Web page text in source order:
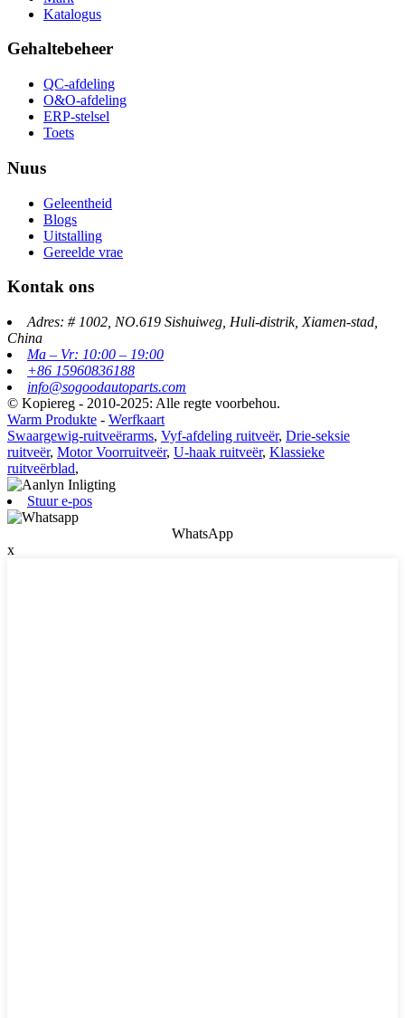
Katalogus
Gehaltebeheer
QC-afdeling
O&O-afdeling
ERP-stelsel
Toets
Nuus
Geleentheid
Blogs
Uitstalling
Gereelde vrae
Kontak ons
Adres: # 1002, NO.619 Sishuiweg, Huli-distrik, Xiamen-stad,
China
Ma – Vr: 10:00 – 19:00
+86 15960836188
info@sogoodautoparts.com
© Kopiereg - 2010-2025: Alle regte voorbehou.
Warm Produkte - Werfkaart
Swaargewig-ruitveërarms, Vyf-afdeling ruitveër, Drie-seksie
ruitveër, Motor Voorruitveër, U-haak ruitveër, Klassieke
ruitveërblad,
Stuur e-pos
WhatsApp
x